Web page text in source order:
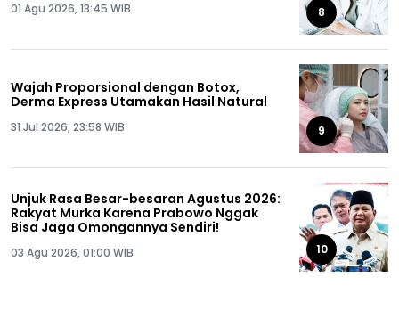
01 Agu 2026, 13:45 WIB 8
Wajah Proporsional dengan Botox,
Derma Express Utamakan Hasil Natural
31 Jul 2026, 23:58 WIB 9
Unjuk Rasa Besar-besaran Agustus 2026:
Rakyat Murka Karena Prabowo Nggak
Bisa Jaga Omongannya Sendiri!
03 Agu 2026, 01:00 WIB 10